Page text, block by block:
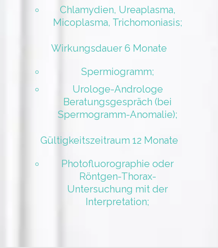
Chlamydien, Ureaplasma,
Micoplasma, Trichomoniasis;
Wirkungsdauer 6 Monate
Spermiogramm;
Urologe-Androloge
Beratungsgespräch (bei
Spermogramm-Anomalie);
Gültigkeitszeitraum 12 Monate
Photofluorographie oder
Röntgen-Thorax-
Untersuchung mit der
Interpretation;